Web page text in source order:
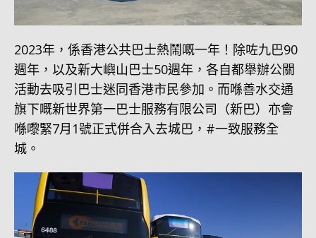
2023年，係香港公共巴士熱鬧嘅一年！除咗九巴90
週年，以及新大嶼山巴士50週年，各自都舉辦公關
活動去吸引巴士迷同香港市民參加。而喺善水交通
旗下嘅新世界第一巴士服務有限公司（新巴）亦會
喺嚟緊7月1號正式併合入去城巴，#一致服務全
城。